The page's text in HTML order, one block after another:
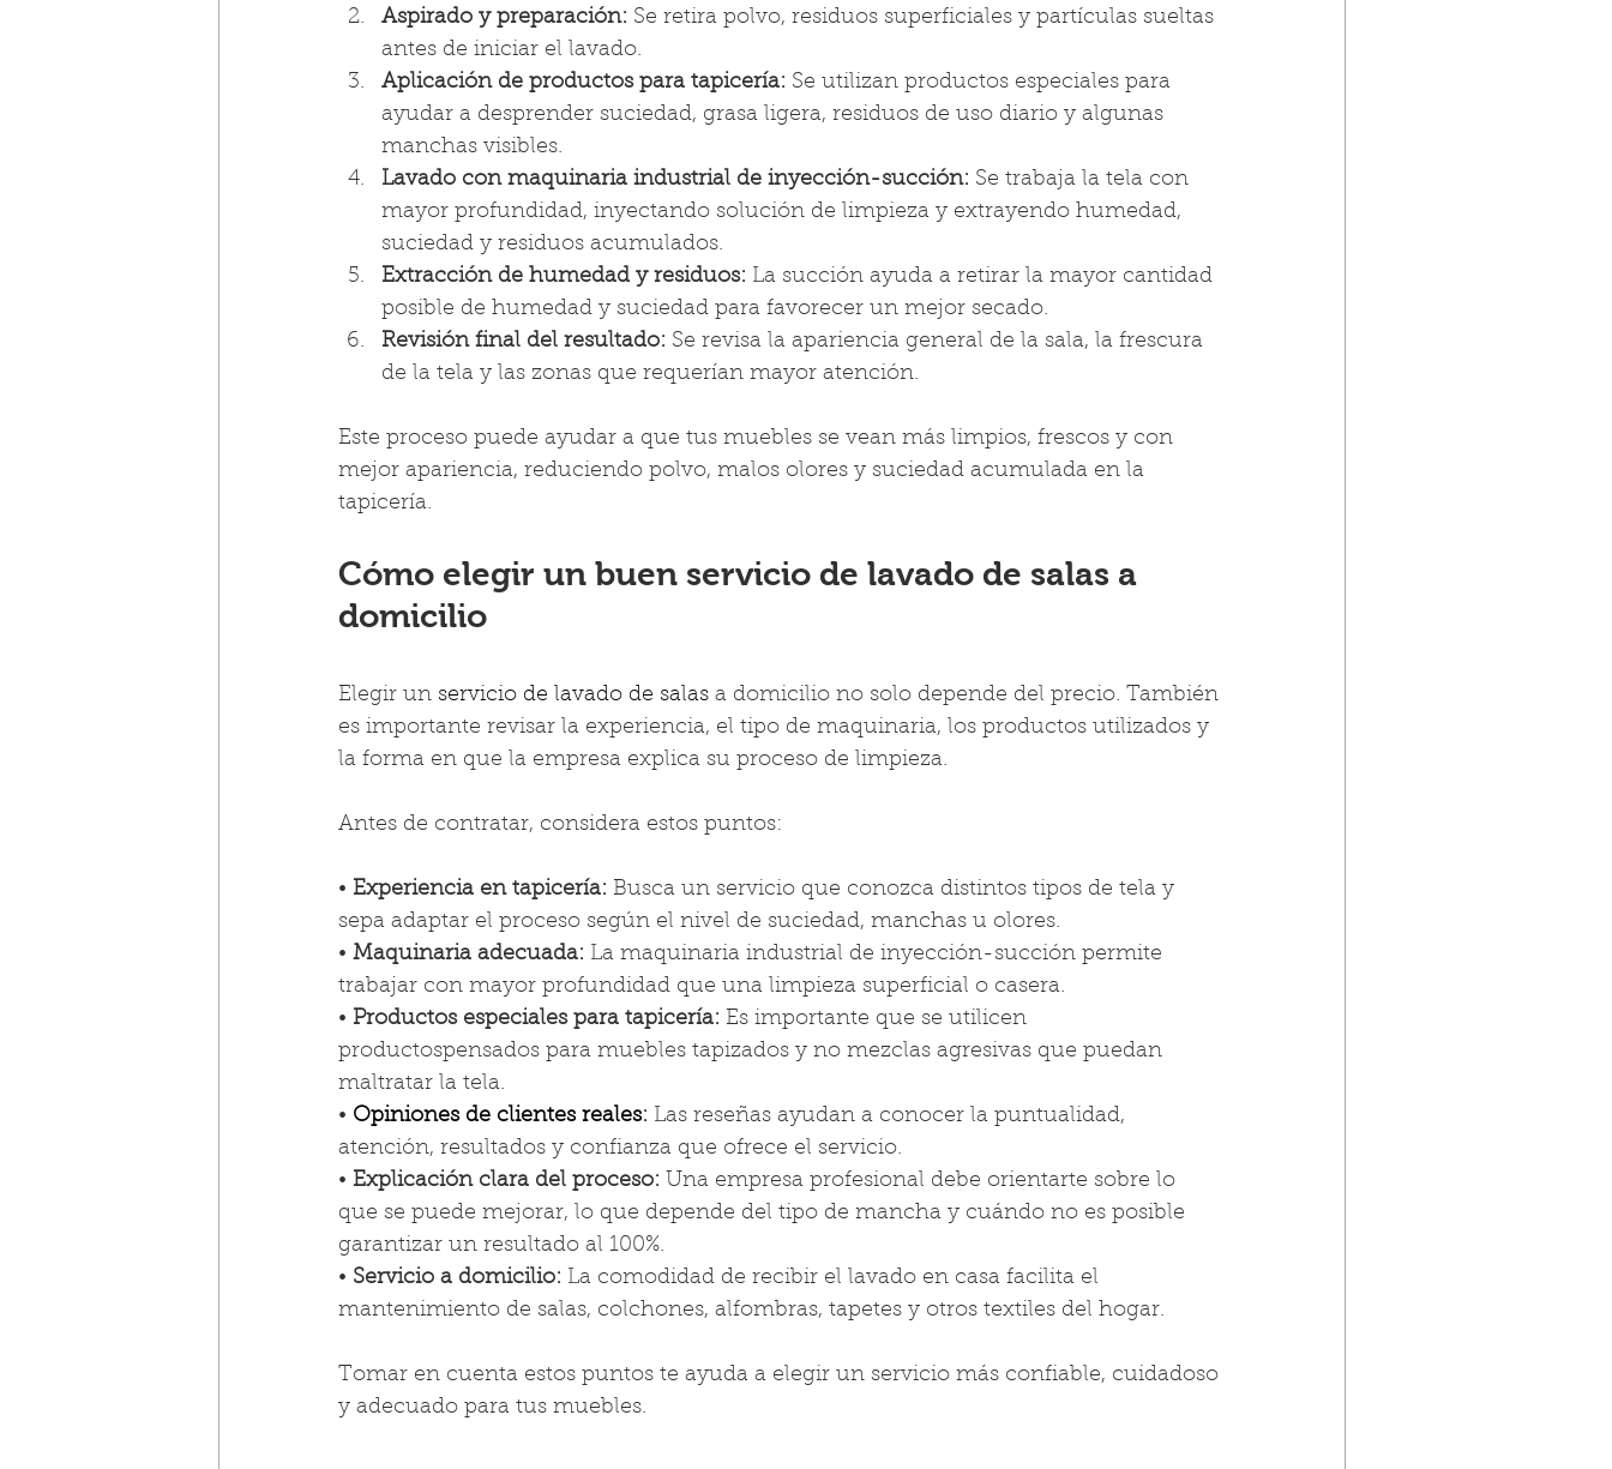
Aspirado y preparación: Se retira polvo, residuos superficiales y partículas sueltas
antes de iniciar el lavado.
Aplicación de productos para tapicería: Se utilizan productos especiales para
ayudar a desprender suciedad, grasa ligera, residuos de uso diario y algunas
manchas visibles.
Lavado con maquinaria industrial de inyección-succión: Se trabaja la tela con
mayor profundidad, inyectando solución de limpieza y extrayendo humedad,
suciedad y residuos acumulados.
Extracción de humedad y residuos: La succión ayuda a retirar la mayor cantidad
posible de humedad y suciedad para favorecer un mejor secado.
Revisión final del resultado: Se revisa la apariencia general de la sala, la frescura
de la tela y las zonas que requerían mayor atención.
Este proceso puede ayudar a que tus muebles se vean más limpios, frescos y con
mejor apariencia, reduciendo polvo, malos olores y suciedad acumulada en la
tapicería.
Cómo elegir un buen servicio de lavado de salas a
domicilio
Elegir un servicio de lavado de salas a domicilio no solo depende del precio. También
es importante revisar la experiencia, el tipo de maquinaria, los productos utilizados y
la forma en que la empresa explica su proceso de limpieza.
Antes de contratar, considera estos puntos:
• Experiencia en tapicería: Busca un servicio que conozca distintos tipos de tela y
sepa adaptar el proceso según el nivel de suciedad, manchas u olores.
• Maquinaria adecuada: La maquinaria industrial de inyección-succión permite
trabajar con mayor profundidad que una limpieza superficial o casera.
• Productos especiales para tapicería: Es importante que se utilicen
productospensados para muebles tapizados y no mezclas agresivas que puedan
maltratar la tela.
• Opiniones de clientes reales: Las reseñas ayudan a conocer la puntualidad,
atención, resultados y confianza que ofrece el servicio.
• Explicación clara del proceso: Una empresa profesional debe orientarte sobre lo
que se puede mejorar, lo que depende del tipo de mancha y cuándo no es posible
garantizar un resultado al 100%.
• Servicio a domicilio: La comodidad de recibir el lavado en casa facilita el
mantenimiento de salas, colchones, alfombras, tapetes y otros textiles del hogar.
Tomar en cuenta estos puntos te ayuda a elegir un servicio más confiable, cuidadoso
y adecuado para tus muebles.